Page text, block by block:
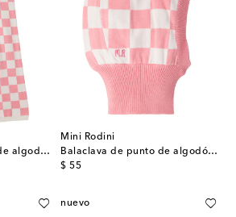
Pantalones de punto de algodón a cuadros
Mini Rodini
Balaclava de punto de algodón a cuadros
$ 55
original price
nuevo